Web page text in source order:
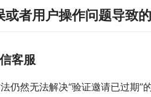
或者用户操作问题导致
客服
仍然无法解决“验证邀请已过期